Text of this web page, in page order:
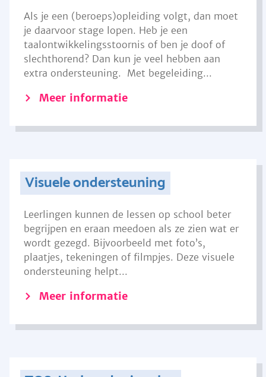
Als je een (beroeps)opleiding volgt, dan moet
je daarvoor stage lopen. Heb je een
taalontwikkelingsstoornis of ben je doof of
slechthorend? Dan kun je veel hebben aan
extra ondersteuning. Met begeleiding...
Meer informatie
Visuele ondersteuning
Leerlingen kunnen de lessen op school beter
begrijpen en eraan meedoen als ze zien wat er
wordt gezegd. Bijvoorbeeld met foto’s,
plaatjes, tekeningen of filmpjes. Deze visuele
ondersteuning helpt...
Meer informatie